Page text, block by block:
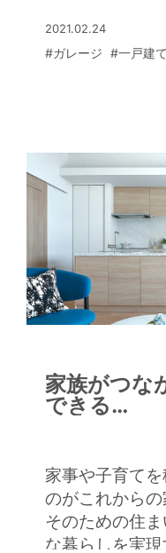
2021.02.24
#ガレージ #一戸建て
家族がつな
できる
家事や子育て
のがこれからの
そのための住
な暮らしを実